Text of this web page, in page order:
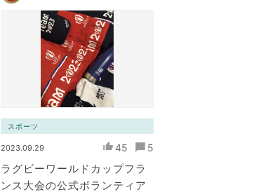
スポーツ
2023.09.29 45 5
ラグビーワールドカップフラ
ンス大会の公式ボランティア